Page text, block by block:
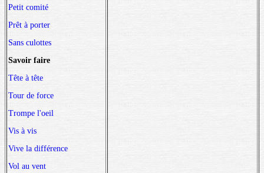
Petit comité
Prêt à porter
Sans culottes
Savoir faire
Tête à tête
Tour de force
Trompe l'oeil
Vis à vis
Vive la différence
Vol au vent